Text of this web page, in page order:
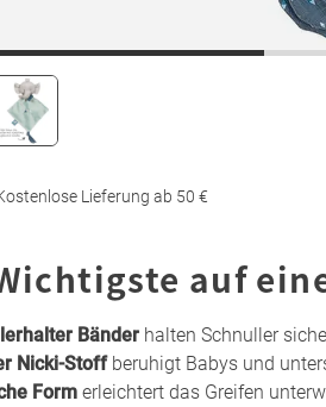
Lieferung ab 50 €
auf
Bänder halten Schnuller
Nicki-Stoffberuhigt Babys und
Form erleichtert das Greifen